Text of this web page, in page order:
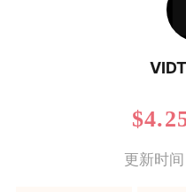
VIDT
更新时